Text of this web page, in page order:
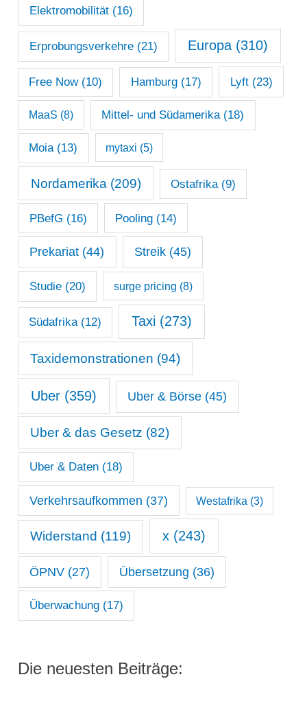
Elektromobilität(16)
Erprobungsverkehre(21) Europa(310)
Free Now(10) Hamburg(17) Lyft(23)
MaaS (8) Mittel- und Südamerika(18)
Moia(13) mytaxi (5)
Nordamerika (209) Ostafrika (9)
PBefG (16) Pooling (14)
Prekariat (44) Streik(45)
Studie(20) surge pricing (8)
Südafrika(12) Taxi (273)
Taxidemonstrationen (94)
Uber (359) Uber & Börse (45)
Uber & das Gesetz (82)
Uber & Daten(18)
Verkehrsaufkommen (37) Westafrika (3)
Widerstand (119) x(243)
ÖPNV(27) Übersetzung (36)
Überwachung(17)
Die neuesten Beiträge: